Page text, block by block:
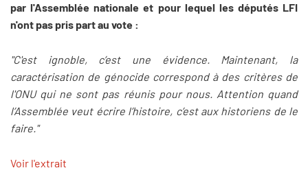
par l'Assemblée nationale et pour lequel les députés LFI
n'ont pas pris part au vote :
"C'est ignoble, c’est une évidence. Maintenant, la
caractérisation de génocide correspond à des critères de
l'ONU qui ne sont pas réunis pour nous. Attention quand
l’Assemblée veut écrire l’histoire, c’est aux historiens de le
faire."
Voir l'extrait